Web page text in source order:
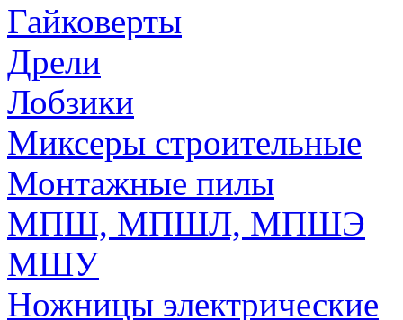
Гайковерты
Дрели
Лобзики
Миксеры строительные
Монтажные пилы
МПШ, МПШЛ, МПШЭ
МШУ
Ножницы электрические